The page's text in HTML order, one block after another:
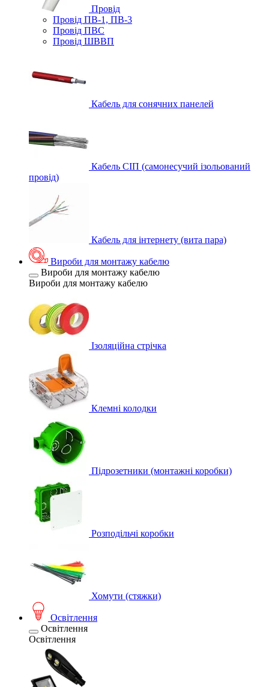
Провід
Провід ПВ-1, ПВ-3
Провід ПВС
Провід ШВВП
Кабель для сонячних панелей
Кабель СІП (самонесучий ізольований
провід)
Кабель для інтернету (вита пара)
Вироби для монтажу кабелю
Вироби для монтажу кабелю
Вироби для монтажу кабелю
Ізоляційна стрічка
Клемні колодки
Підрозетники (монтажні коробки)
Розподільчі коробки
Хомути (стяжки)
Освітлення
Освітлення
Освітлення